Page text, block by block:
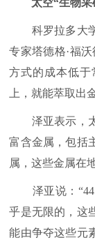
太空“生物采
科罗拉多大学
专家塔德格·福
方式的成本低于
上，就能萃取出
泽亚表示，太
富含金属，包括
属，这些金属在
泽亚说：“44
乎是无限的，这
能由争夺这些元